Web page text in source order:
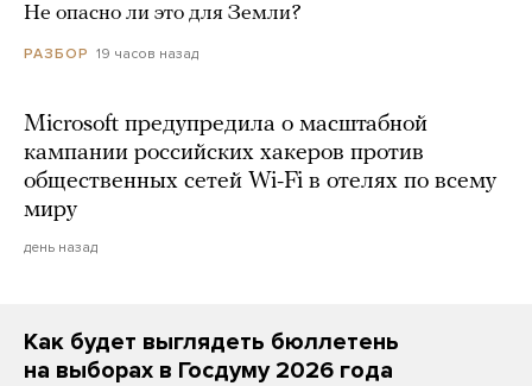
Не опасно ли это для Земли?
РАЗБОР 19 часов назад
Microsoft предупредила о масштабной
кампании российских хакеров против
общественных сетей Wi-Fi в отелях по всему
миру
день назад
Как будет выглядеть бюллетень
на выборах в Госдуму 2026 года